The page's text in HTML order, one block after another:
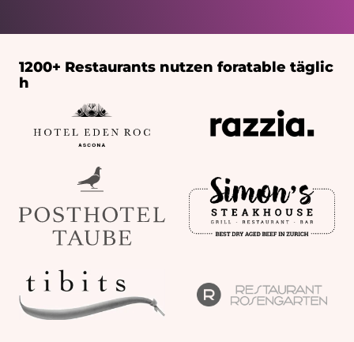
1200+ Restaurants nutzen foratable täglic
h